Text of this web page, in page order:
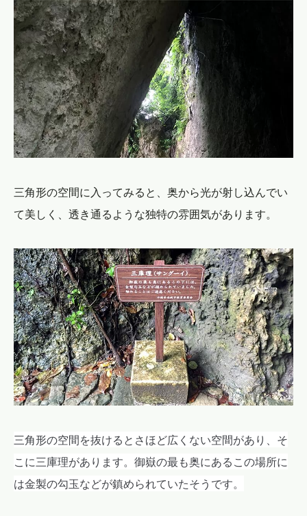
三角形の空間に入ってみると、奥から光が射し込んでい
て美しく、透き通るような独特の雰囲気があります。
三角形の空間を抜けるとさほど広くない空間があり、そ
こに三庫理があります。御嶽の最も奥にあるこの場所に
は金製の勾玉などが鎮められていたそうです。